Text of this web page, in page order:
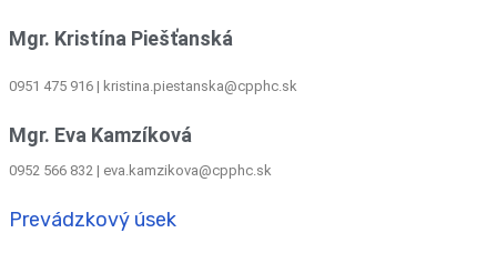
Mgr. Kristína Piešťanská
0951 475 916 | kristina.piestanska@cpphc.sk
Mgr. Eva Kamzíková
0952 566 832 | eva.kamzikova@cpphc.sk
Prevádzkový úsek